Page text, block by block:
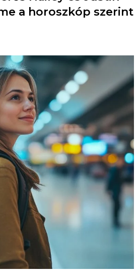
a horoszkóp szerint